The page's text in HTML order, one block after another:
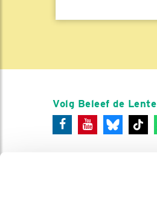
Volg Beleef de Lente